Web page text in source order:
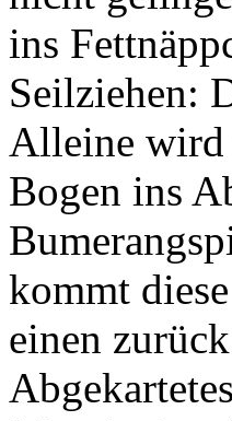
ins
Seilziehen:
Alleine wird
Bogen ins
kommt
einen